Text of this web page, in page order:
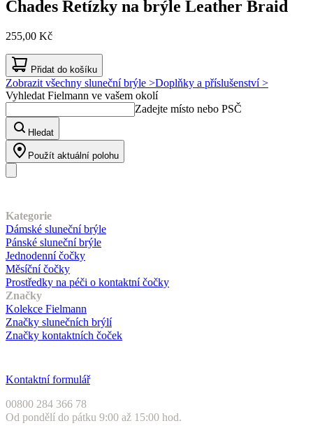
Chades Řetízky na brýle Leather Braid
255,00 Kč
Přidat do košíku
Zobrazit všechny sluneční brýle >Doplňky a příslušenství >
Vyhledat Fielmann ve vašem okolí
Zadejte místo nebo PSČ
Hledat
Použít aktuální polohu
Kategorie
Dámské sluneční brýle
Pánské sluneční brýle
Jednodenní čočky
Měsíční čočky
Prostředky na péči o kontaktní čočky
Značky
Kolekce Fielmann
Značky slunečních brýlí
Značky kontaktních čoček
Kontaktní formulář
00800 284 366 78
Od pondělí do pátku 9:00 až 15:00 hod.